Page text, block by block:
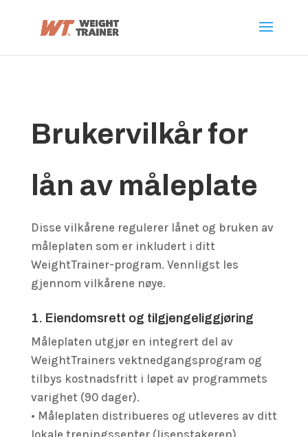
Brukervilkår for
lån av måleplate
Disse vilkårene regulerer lånet og bruken av
måleplaten som er inkludert i ditt
WeightTrainer-program. Vennligst les
gjennom vilkårene nøye.
1. Eiendomsrett og tilgjengeliggjøring
Måleplaten utgjør en integrert del av
WeightTrainers vektnedgangsprogram og
tilbys kostnadsfritt i løpet av programmets
varighet (90 dager).
• Måleplaten distribueres og utleveres av ditt
lokale treningssenter (lisenstakeren).